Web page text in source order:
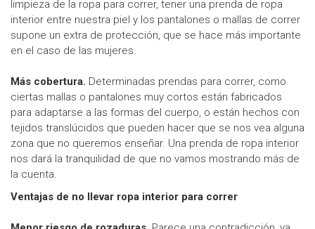
limpieza de la ropa para correr, tener una prenda de ropa
interior entre nuestra piel y los pantalones o mallas de correr
supone un extra de protección, que se hace más importante
en el caso de las mujeres.
Más cobertura. Determinadas prendas para correr, como
ciertas mallas o pantalones muy cortos están fabricados
para adaptarse a las formas del cuerpo, o están hechos con
tejidos translúcidos que pueden hacer que se nos vea alguna
zona que no queremos enseñar. Una prenda de ropa interior
nos dará la tranquilidad de que no vamos mostrando más de
la cuenta.
Ventajas de no llevar ropa interior para correr